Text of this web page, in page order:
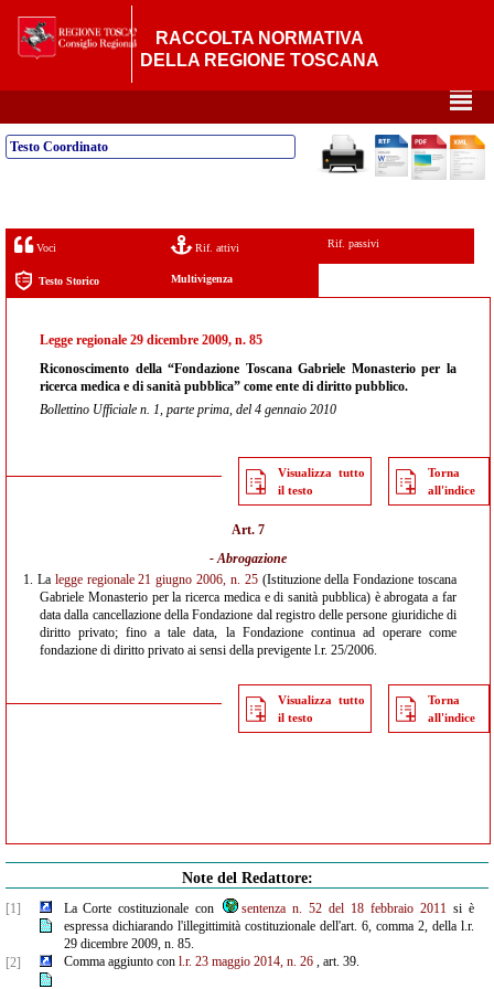
RACCOLTA NORMATIVA
DELLA REGIONE TOSCANA
²
Testo Coordinato
Voci Rif. attivi Rif. passivi
Testo Storico Multivigenza
Legge regionale 29 dicembre 2009, n. 85
Riconoscimento della “Fondazione Toscana Gabriele Monasterio per la
ricerca medica e di sanità pubblica” come ente di diritto pubblico.
Bollettino Ufficiale n. 1, parte prima, del 4 gennaio 2010
Visualizza tutto
il testo
Torna
all'indice
Art. 7
- Abrogazione
1. La legge regionale 21 giugno 2006, n. 25(Istituzione della Fondazione toscana
Gabriele Monasterio per la ricerca medica e di sanità pubblica) è abrogata a far
data dalla cancellazione della Fondazione dal registro delle persone giuridiche di
diritto privato; fino a tale data, la Fondazione continua ad operare come
fondazione di diritto privato ai sensi della previgente l.r. 25/2006.
Visualizza tutto
il testo
Torna
all'indice
Note del Redattore:
[1] La Corte costituzionale con sentenza n. 52 del 18 febbraio 2011si è
espressa dichiarando l'illegittimità costituzionale dell'art. 6, comma 2, della l.r.
29 dicembre 2009, n. 85.
[2]
Comma aggiunto con l.r. 23 maggio 2014, n. 26, art. 39.